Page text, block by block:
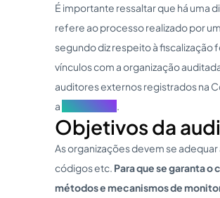
É importante ressaltar que há uma
refere ao processo realizado por
segundo diz respeito à fiscalização
vínculos com a organização
auditores externos registrados na
a
.
Objetivos da
As organizações devem se
códigos etc. Para que se garanta
métodos e mecanismos de